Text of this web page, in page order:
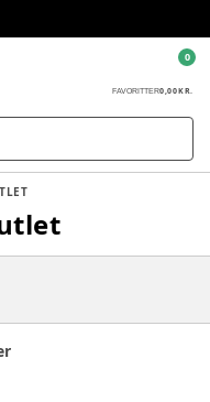
FAVORITTER0,00 KR.
0